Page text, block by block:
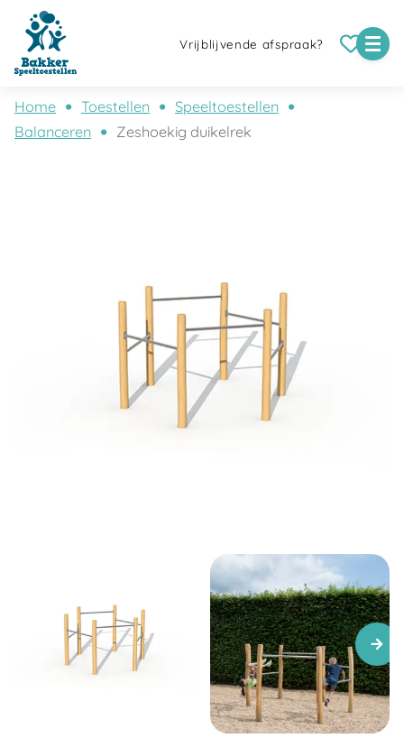
Vrijblijvende afspraak?
Home Toestellen
Speeltoestellen
Balanceren
Zeshoekig duikelrek